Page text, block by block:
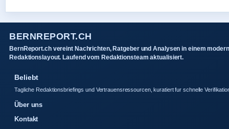
BERNREPORT.CH
BernReport.ch vereint Nachrichten, Ratgeber und Analysen in einem
Redaktionslayout. Laufend vom Redaktionsteam aktualisiert.
Beliebt
Tagliche Redaktionsbriefings und Vertrauensressourcen, kuratiert fur schnelle
Über uns
Kontakt